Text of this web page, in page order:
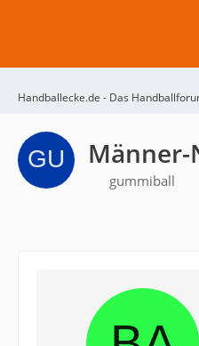
Handballecke.de - Das
gummiball